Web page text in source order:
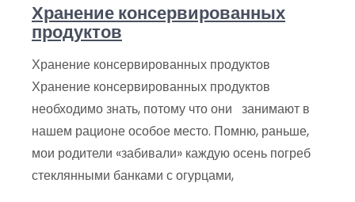
Хранение консервированных
продуктов
Хранение консервированных продуктов
Хранение консервированных продуктов
необходимо знать, потому что они занимают в
нашем рационе особое место. Помню, раньше,
мои родители «забивали» каждую осень погреб
стеклянными банками с огурцами,